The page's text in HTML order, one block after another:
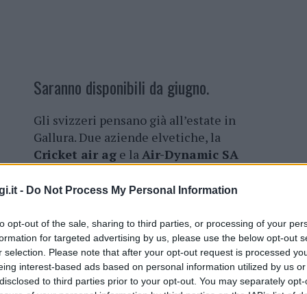
- Do Not Process My Personal Information
opt-out of the sale, sharing to third parties, or processing of your
for targeted advertising by us, please use the below opt-out
selection. Please note that after your opt-out request is processed
interest-based ads based on personal information utilized by us
to third parties prior to your opt-out. You may separately
Saranno disponibili da giugno.
Gli svizzeri pensano già all’estate in
Gallura. Due aziende elvetiche, la
Cricket air ag e laAir-Dynamic SA
dove è possibile prenotare il proprio
passeggeri a partire dal 19 giugno da
Lugano a Olbia.
Per garantire la sicurezza utti i voli, così
essere “Covid free”. Il programma